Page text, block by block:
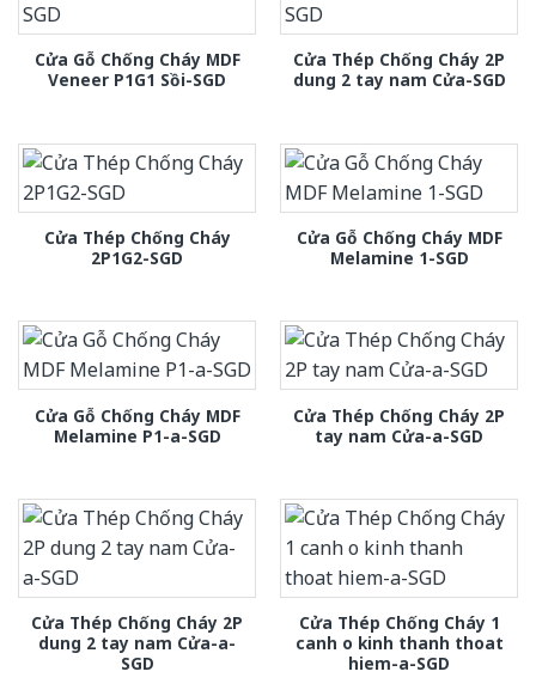
Cửa Gỗ Chống Cháy MDF
Veneer P1G1 Sồi-SGD
Cửa Thép Chống Cháy 2P
dung 2 tay nam Cửa-SGD
Cửa Thép Chống Cháy
2P1G2-SGD
Cửa Gỗ Chống Cháy MDF
Melamine 1-SGD
Cửa Gỗ Chống Cháy MDF
Melamine P1-a-SGD
Cửa Thép Chống Cháy 2P
tay nam Cửa-a-SGD
Cửa Thép Chống Cháy 2P
dung 2 tay nam Cửa-a-
SGD
Cửa Thép Chống Cháy 1
canh o kinh thanh thoat
hiem-a-SGD